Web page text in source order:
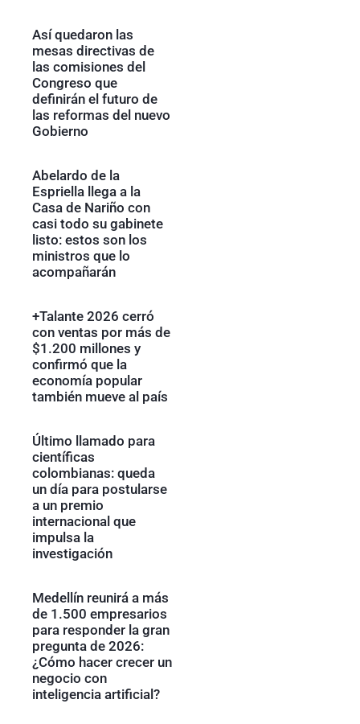
Así quedaron las
mesas directivas de
las comisiones del
Congreso que
definirán el futuro de
las reformas del nuevo
Gobierno
Abelardo de la
Espriella llega a la
Casa de Nariño con
casi todo su gabinete
listo: estos son los
ministros que lo
acompañarán
+Talante 2026 cerró
con ventas por más de
$1.200 millones y
confirmó que la
economía popular
también mueve al país
Último llamado para
científicas
colombianas: queda
un día para postularse
a un premio
internacional que
impulsa la
investigación
Medellín reunirá a más
de 1.500 empresarios
para responder la gran
pregunta de 2026:
¿Cómo hacer crecer un
negocio con
inteligencia artificial?